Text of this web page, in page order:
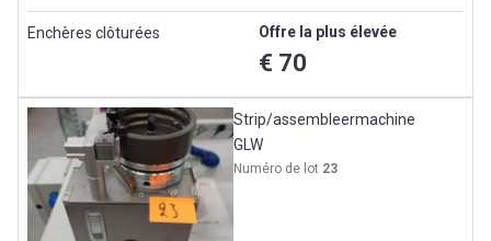
Enchères clôturées Offre la plus élevée
€ 70
Strip/assembleermachine
GLW
Numéro de lot 23